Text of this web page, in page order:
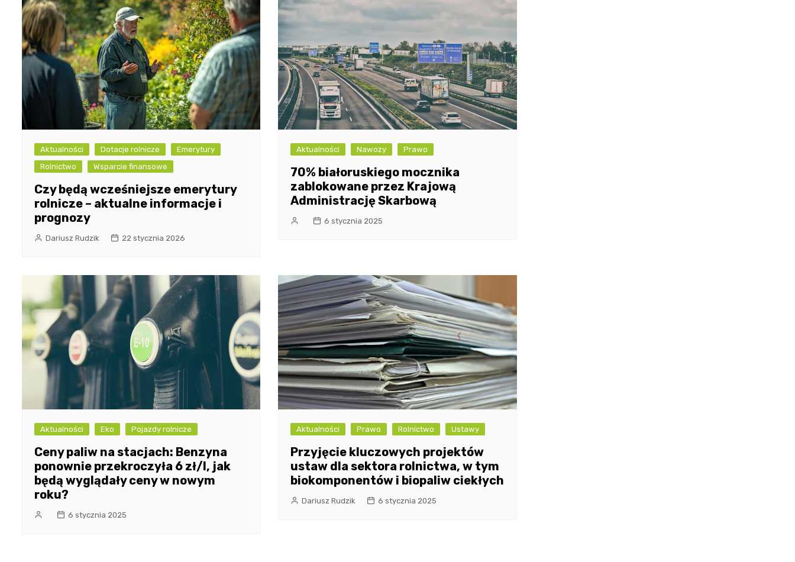
Aktualności Dotacje rolnicze
Emerytury
Rolnictwo
Wsparcie finansowe
Czy będą wcześniejsze emerytury
rolnicze – aktualne informacje i
prognozy
Dariusz Rudzik 22 stycznia 2026
Aktualności Nawozy Prawo
70% białoruskiego mocznika
zablokowane przez Krajową
Administrację Skarbową
6 stycznia 2025
Aktualności Eko Pojazdy rolnicze
Ceny paliw na stacjach: Benzyna
ponownie przekroczyła 6 zł/l, jak
będą wyglądały ceny w nowym
roku?
6 stycznia 2025
Aktualności Prawo Rolnictwo Ustawy
Przyjęcie kluczowych projektów
ustaw dla sektora rolnictwa, w tym
biokomponentów i biopaliw ciekłych
Dariusz Rudzik 6 stycznia 2025